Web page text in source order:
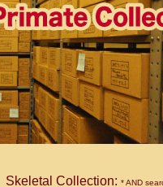
Skeletal Collection: * AND